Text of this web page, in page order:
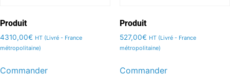
Produit
4310,00€ HT (Livré - France
métropolitaine)
Commander
Produit
527,00€ HT (Livré - France
métropolitaine)
Commander